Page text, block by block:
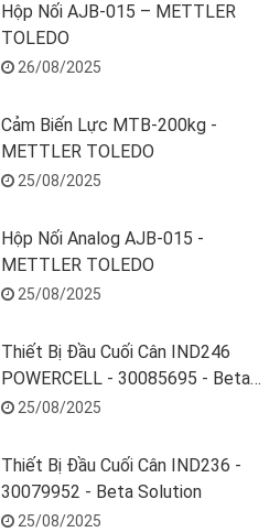
Hộp Nối AJB-015 – METTLER
TOLEDO
26/08/2025
Cảm Biến Lực MTB-200kg -
METTLER TOLEDO
25/08/2025
Hộp Nối Analog AJB-015 -
METTLER TOLEDO
25/08/2025
Thiết Bị Đầu Cuối Cân IND246
POWERCELL - 30085695 - Beta
Solution
25/08/2025
Thiết Bị Đầu Cuối Cân IND236 -
30079952 - Beta Solution
25/08/2025